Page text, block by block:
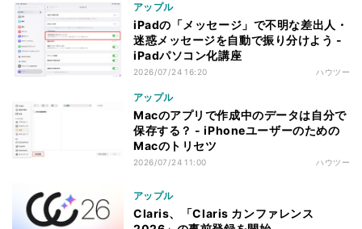
アップル
iPadの「メッセージ」で不明な差出人・
迷惑メッセージを自動で振り分けよう -
iPadパソコン化講座
2026/07/24 16:20 ハウツー
アップル
Macのアプリで作成中のデータは自分で
保存する？ - iPhoneユーザーのための
Macのトリセツ
2026/07/24 11:00 ハウツー
アップル
Claris、「Claris カンファレンス